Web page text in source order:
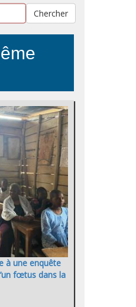
Chercher
à une enquête
fœtus dans la